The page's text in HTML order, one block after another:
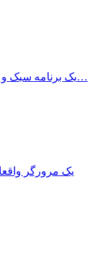
Xee یک برنامه سبک و سریع در رابطه با نمایش و مرورگر…